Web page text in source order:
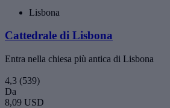
Lisbona
Cattedrale di Lisbona
Entra nella chiesa più antica di Lisbona
4,3 (539)
Da
8,09 USD